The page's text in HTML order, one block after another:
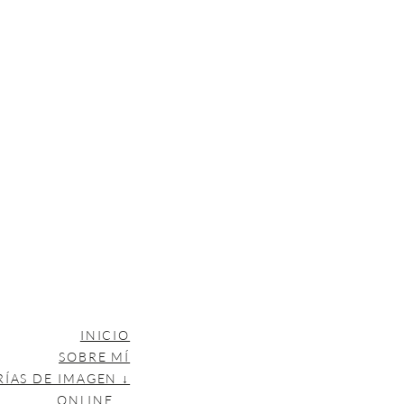
INICIO
SOBRE MÍ
DE IMAGEN ↓
ONLINE